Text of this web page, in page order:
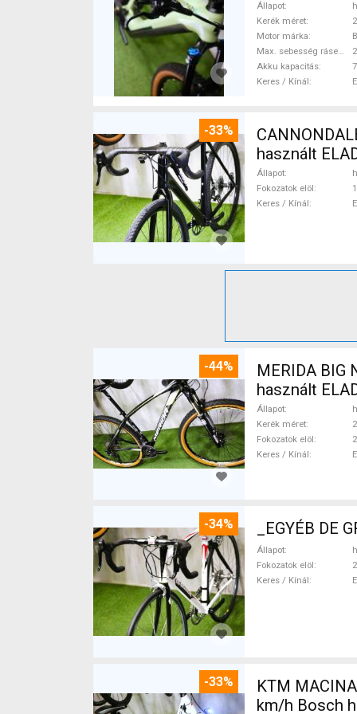
Állapot
Kerék méret
Motor márka
Max. sebesség rásegítéssel
Akku kapacitás
Keres / Kínál
-33%
használt
Állapot
Fokozatok elöl
1
Keres / Kínál
-44%
MERIDA BIG
használt
Állapot
Kerék méret
Fokozatok elöl
2
Keres / Kínál
-34% _EGYÉB DE
Állapot
Fokozatok elöl
2
Keres / Kínál
-33%
KTM MACINA CX 500
km/h Bosch